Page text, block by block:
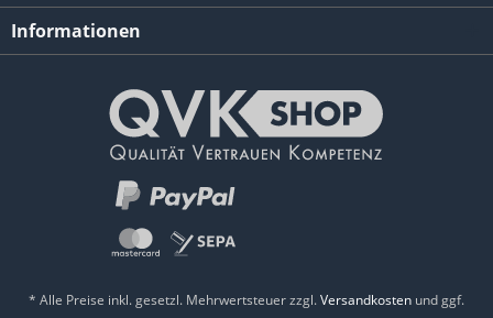
Informationen
* Alle Preise inkl. gesetzl. Mehrwertsteuer zzgl.Versandkosten und ggf.